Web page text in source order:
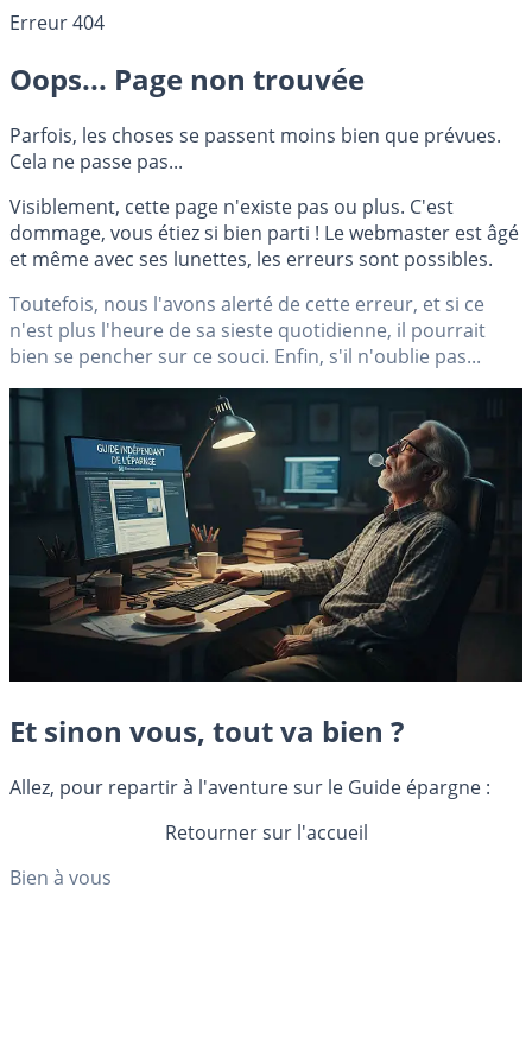
Erreur 404
Oops... Page non trouvée
Parfois, les choses se passent moins bien que prévues.
Cela ne passe pas...
Visiblement, cette page n'existe pas ou plus. C'est
dommage, vous étiez si bien parti ! Le webmaster est âgé
et même avec ses lunettes, les erreurs sont possibles.
Toutefois, nous l'avons alerté de cette erreur, et si ce
n'est plus l'heure de sa sieste quotidienne, il pourrait
bien se pencher sur ce souci. Enfin, s'il n'oublie pas...
Et sinon vous, tout va bien ?
Allez, pour repartir à l'aventure sur le Guide épargne :
Retourner sur l'accueil
Bien à vous